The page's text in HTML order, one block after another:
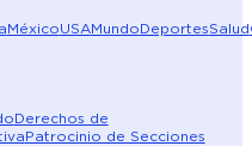
MéxicoUSAMundoDeportesSalud
Derechos de
Patrocinio de Secciones